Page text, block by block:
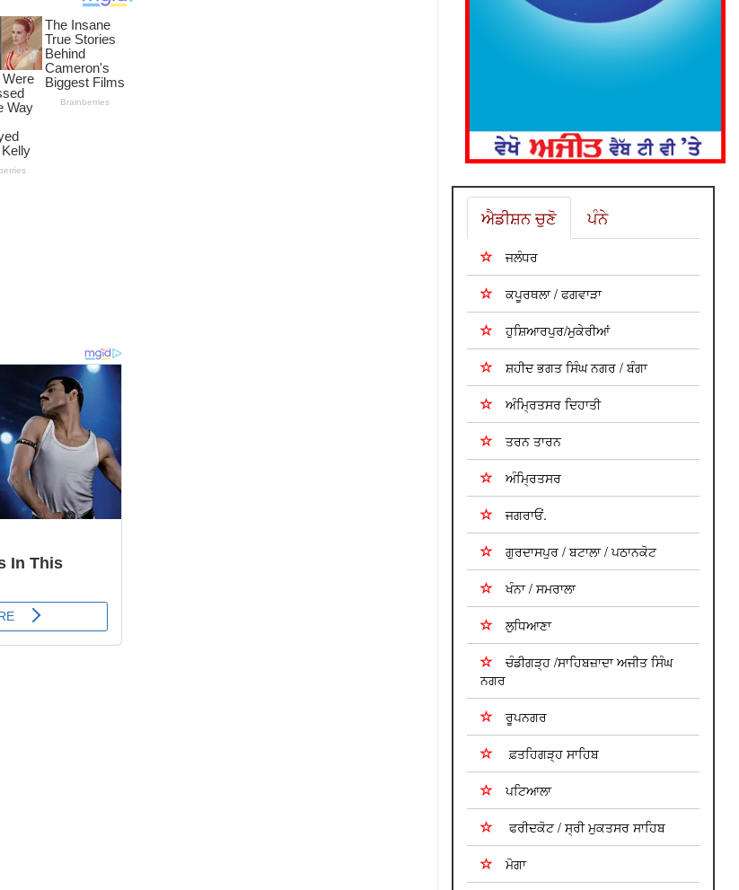
ਐਡੀਸ਼ਨ ਚੁਣੋ ਪੰਨੇ
ਜਲੰਧਰ
ਕਪੂਰਥਲਾ / ਫਗਵਾੜਾ
ਹੁਸ਼ਿਆਰਪੁਰ/ਮੁਕੇਰੀਆਂ
ਸ਼ਹੀਦ ਭਗਤ ਸਿੰਘ ਨਗਰ / ਬੰਗਾ
ਅੰਮ੍ਰਿਤਸਰ ਦਿਹਾਤੀ
ਤਰਨ ਤਾਰਨ
ਅੰਮ੍ਰਿਤਸਰ
ਜਗਰਾਓਂ.
ਗੁਰਦਾਸਪੁਰ / ਬਟਾਲਾ / ਪਠਾਨਕੋਟ
ਖੰਨਾ / ਸਮਰਾਲਾ
ਲੁਧਿਆਣਾ
ਚੰਡੀਗੜ੍ਹ /ਸਾਹਿਬਜ਼ਾਦਾ ਅਜੀਤ ਸਿੰਘ
ਨਗਰ
ਰੂਪਨਗਰ
ਫ਼ਤਹਿਗੜ੍ਹ ਸਾਹਿਬ
ਪਟਿਆਲਾ
ਫਰੀਦਕੋਟ / ਸ੍ਰੀ ਮੁਕਤਸਰ ਸਾਹਿਬ
ਮੋਗਾ